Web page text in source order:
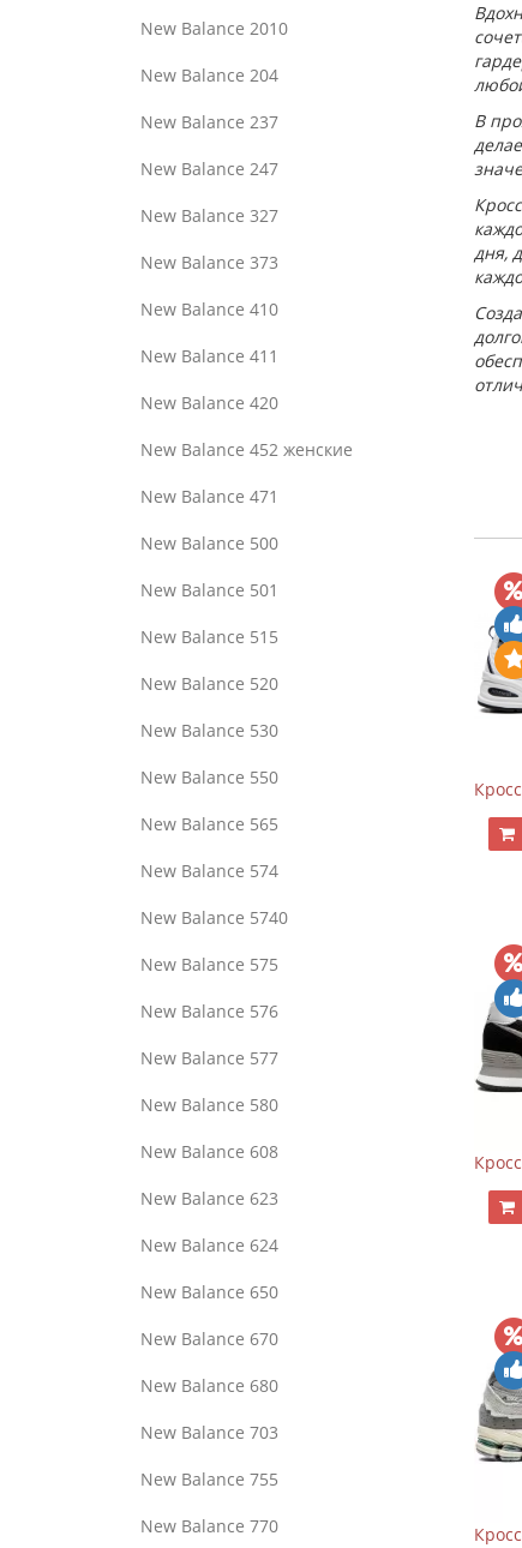
New Balance 2010
New Balance 204
New Balance 237
New Balance 247
New Balance 327
New Balance 373
New Balance 410
New Balance 411
New Balance 420
New Balance 452 женские
New Balance 471
New Balance 500
New Balance 501
New Balance 515
New Balance 520
New Balance 530
New Balance 550
New Balance 565
New Balance 574
New Balance 5740
New Balance 575
New Balance 576
New Balance 577
New Balance 580
New Balance 608
New Balance 623
New Balance 624
New Balance 650
New Balance 670
New Balance 680
New Balance 703
New Balance 755
New Balance 770
В
дня,